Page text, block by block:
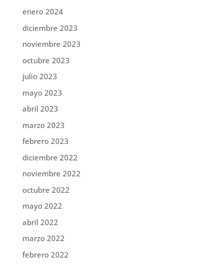
enero 2024
diciembre 2023
noviembre 2023
octubre 2023
julio 2023
mayo 2023
abril 2023
marzo 2023
febrero 2023
diciembre 2022
noviembre 2022
octubre 2022
mayo 2022
abril 2022
marzo 2022
febrero 2022